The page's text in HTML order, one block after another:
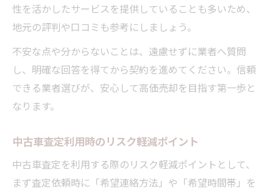
性を活かしたサービスを提供していることも多いため、
地元の評判や口コミも参考にしましょう。
不安な点や分からないことは、遠慮せずに業者へ質問
し、明確な回答を得てから契約を進めてください。信頼
できる業者選びが、安心して高価売却を目指す第一歩と
なります。
中古車査定利用時のリスク軽減ポイント
中古車査定を利用する際のリスク軽減ポイントとして、
まず査定依頼時に「希望連絡方法」や「希望時間帯」を